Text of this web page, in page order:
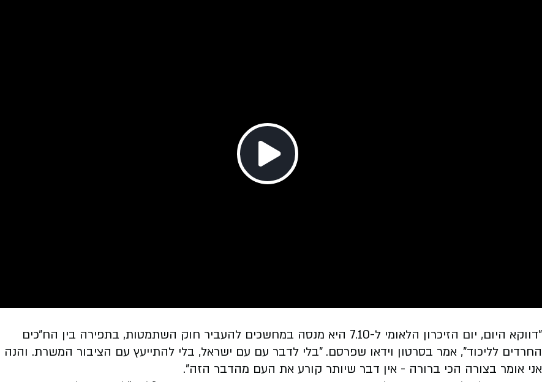
Play
"דווקא היום, יום הזיכרון הלאומי ל-7.10 היא מנסה במחשכים להעביר חוק השתמטות, בתפירה בין הח״כים
החרדים לליכוד", אמר בסרטון וידאו שפרסם. "בלי לדבר עם עם ישראל, בלי להתייעץ עם הציבור המשרת. והנה
אני אומר בצורה הכי ברורה - אין דבר שיותר קורע את העם מהדבר הזה".